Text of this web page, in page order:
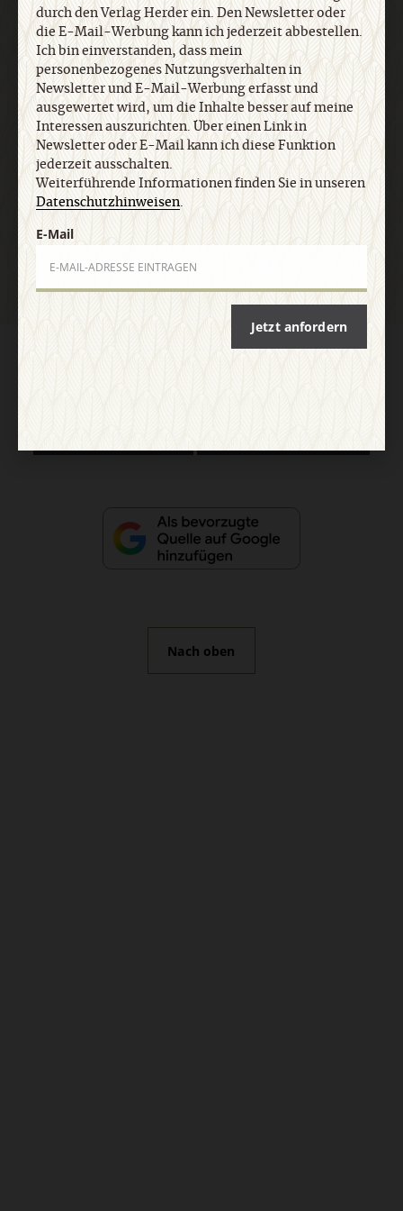
jederzeit ausschalten. Weiterführende
Informationen finden Sie in unseren
Datenschutzhinweisen.
E-Mail
Nach oben
durch den Verlag Herder ein. Den Newsletter oder
die E-Mail-Werbung kann ich jederzeit abbestellen.
Ich bin einverstanden, dass mein
personenbezogenes Nutzungsverhalten in
Newsletter und E-Mail-Werbung erfasst und
ausgewertet wird, um die Inhalte besser auf meine
Interessen auszurichten. Über einen Link in
Newsletter oder E-Mail kann ich diese Funktion
jederzeit ausschalten.
Weiterführende Informationen finden Sie in unseren
Datenschutzhinweisen.
E-Mail
Jetzt anfordern